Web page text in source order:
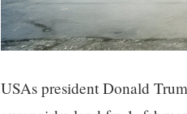
USAs president Donald